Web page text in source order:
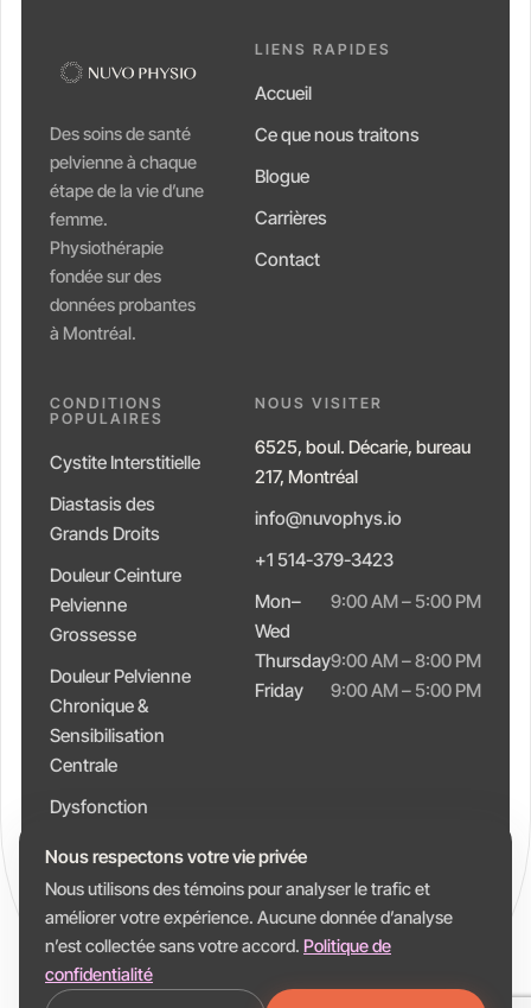
Des soins de santé
pelvienne à chaque
étape de la vie d’une
femme.
Physiothérapie
fondée sur des
données probantes
à Montréal.
LIENS RAPIDES
Accueil
Ce que nous traitons
Blogue
Carrières
Contact
CONDITIONS
POPULAIRES
Cystite Interstitielle
Diastasis des
Grands Droits
Douleur Ceinture
Pelvienne
Grossesse
Douleur Pelvienne
Chronique &
Sensibilisation
Centrale
Dysfonction
Constipation
NOUS VISITER
6525, boul. Décarie, bureau
217, Montréal
info@nuvophys.io
+1 514-379-3423
Mon–
Wed
9:00 AM – 5:00 PM
Thursday9:00 AM – 8:00 PM
Friday
9:00 AM – 5:00 PM
© 2026 Nuvo Physio. Tous droits réservés.
Nous respectons votre vie privée
Nous utilisons des témoins pour analyser le trafic et
améliorer votre expérience. Aucune donnée d’analyse
n’est collectée sans votre accord. Politique de
confidentialité